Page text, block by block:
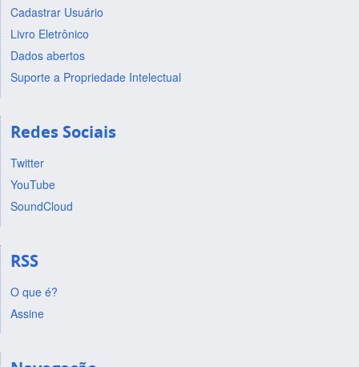
Cadastrar Usuário
Livro Eletrônico
Dados abertos
Suporte a Propriedade Intelectual
Redes Sociais
Twitter
YouTube
SoundCloud
RSS
O que é?
Assine